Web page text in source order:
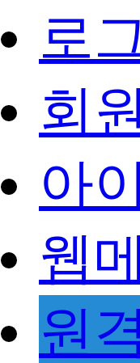
로
회
아
웹
원